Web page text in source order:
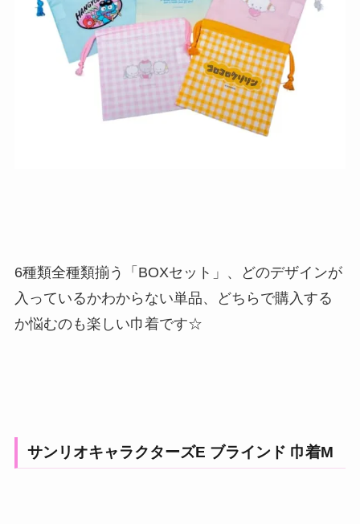
6種類全種類揃う「BOXセット」、どのデザインが
入っているかわからない単品、どちらで購入する
か悩むのも楽しい巾着です☆
サンリオキャラクターズE ブラインド 巾着M